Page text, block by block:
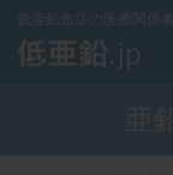
低亜鉛血症の医療関係